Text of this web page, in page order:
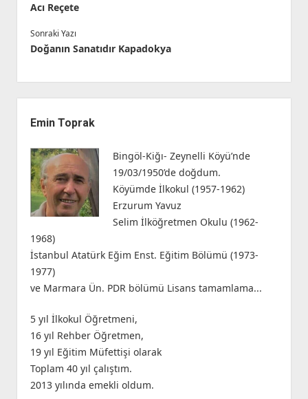
Acı Reçete
Sonraki Yazı
Doğanın Sanatıdır Kapadokya
Menü
Emin Toprak
Bingöl-Kiğı- Zeynelli Köyü’nde
19/03/1950’de doğdum.
Köyümde İlkokul (1957-1962)
Erzurum Yavuz
Selim İlköğretmen Okulu (1962-
1968)
İstanbul Atatürk Eğim Enst. Eğitim Bölümü (1973-
1977)
ve Marmara Ün. PDR bölümü Lisans tamamlama...
5 yıl İlkokul Öğretmeni,
16 yıl Rehber Öğretmen,
19 yıl Eğitim Müfettişi olarak
Toplam 40 yıl çalıştım.
2013 yılında emekli oldum.